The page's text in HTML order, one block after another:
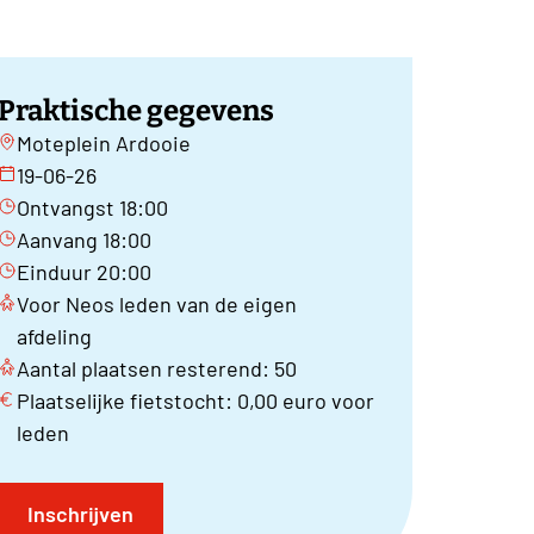
gegevens
Moteplein Ardooie
19-06-26
Ontvangst 18:00
Aanvang 18:00
Einduur 20:00
Voor Neos leden van de eigen
afdeling
Aantal plaatsen resterend: 50
Plaatselijke fietstocht: 0,00 euro voor
leden
Inschrijven